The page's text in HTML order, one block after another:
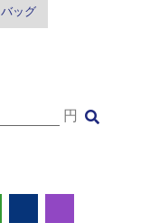
バッグ
円